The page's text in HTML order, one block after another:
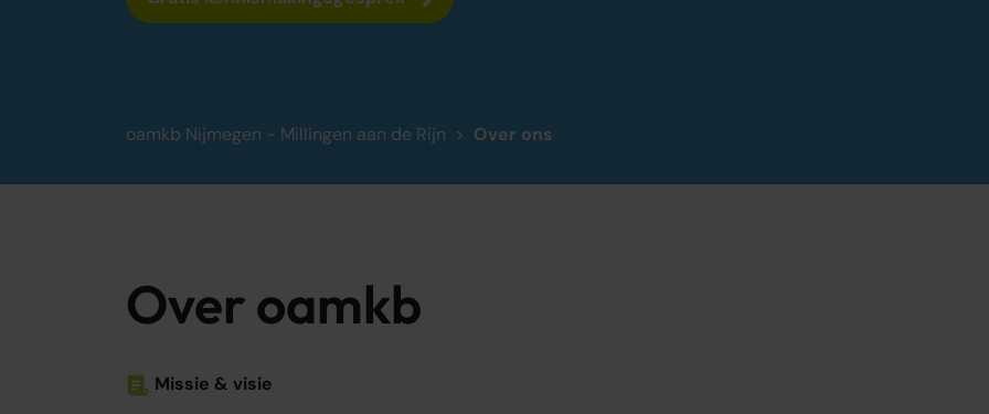
oamkb Nijmegen - Millingen aan de Rijn Over ons
Over oamkb
Missie & visie